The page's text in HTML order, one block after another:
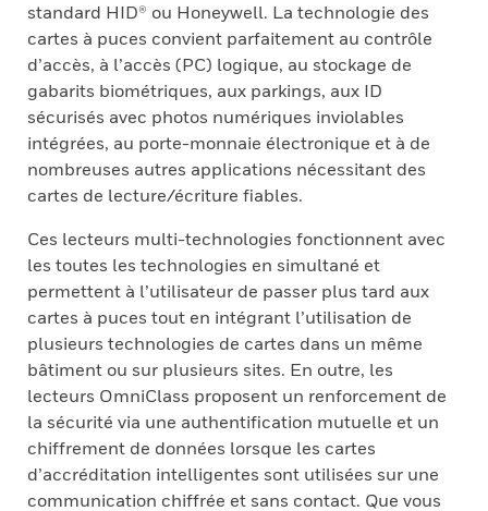
standard HID® ou Honeywell. La technologie des
cartes à puces convient parfaitement au contrôle
d’accès, à l’accès (PC) logique, au stockage de
gabarits biométriques, aux parkings, aux ID
sécurisés avec photos numériques inviolables
intégrées, au porte-monnaie électronique et à de
nombreuses autres applications nécessitant des
cartes de lecture/écriture fiables.
Ces lecteurs multi-technologies fonctionnent avec
les toutes les technologies en simultané et
permettent à l’utilisateur de passer plus tard aux
cartes à puces tout en intégrant l’utilisation de
plusieurs technologies de cartes dans un même
bâtiment ou sur plusieurs sites. En outre, les
lecteurs OmniClass proposent un renforcement de
la sécurité via une authentification mutuelle et un
chiffrement de données lorsque les cartes
d’accréditation intelligentes sont utilisées sur une
communication chiffrée et sans contact. Que vous